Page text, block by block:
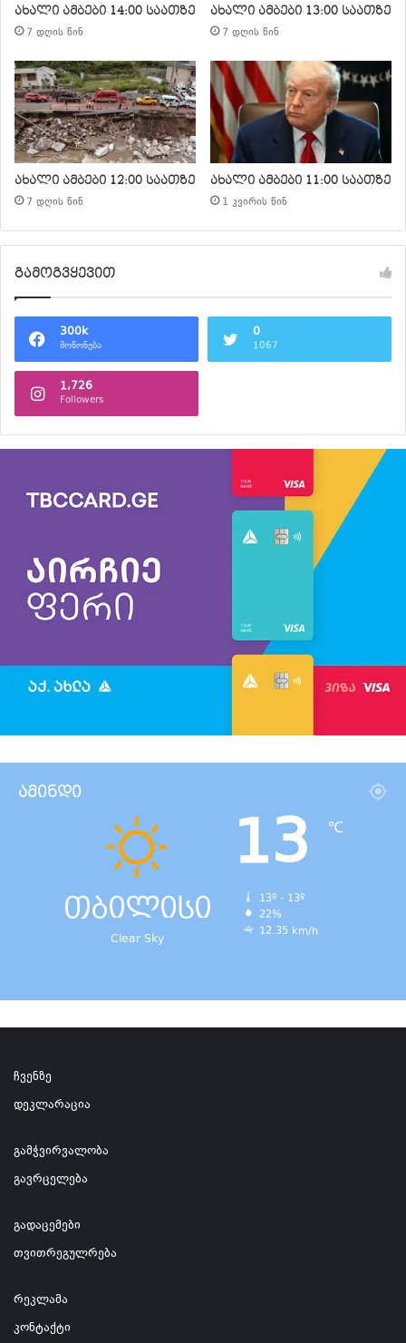
ახალი ამბები 14:00 საათზე
7 დღის წინ
ახალი ამბები 13:00 საათზე
7 დღის წინ
ახალი ამბები 12:00 საათზე
7 დღის წინ
ახალი ამბები 11:00 საათზე
1 კვირის წინ
გამოგვყევით
300k
მოწონება
0
1067
1,726
Followers
ამინდი
თბილისი
Clear Sky
13 ℃
13º - 13º
22%
12.35 km/h
ჩვენზე
დეკლარაცია
გამჭვირვალობა
გავრცელება
გადაცემები
თვითრეგულრება
რეკლამა
კონტაქტი